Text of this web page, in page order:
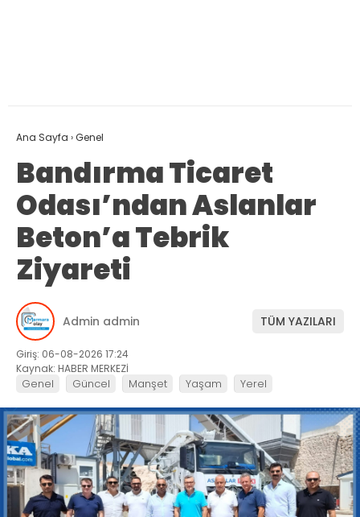
Ana Sayfa ›Genel
Bandırma Ticaret
Odası’ndan Aslanlar
Beton’a Tebrik
Ziyareti
Admin admin TÜM YAZILARI
Giriş: 06-08-2026 17:24
Kaynak: HABER MERKEZİ
Genel Güncel Manşet Yaşam Yerel